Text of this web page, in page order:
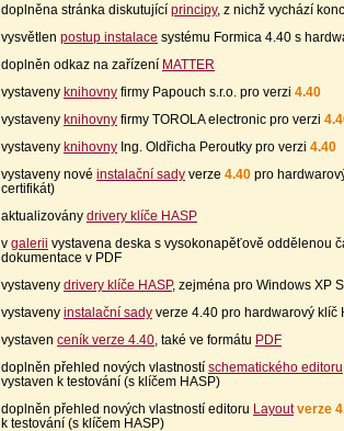
doplněna stránka diskutující principy, z nichž vychází
vysvětlen postup instalace systému Formica 4.40 s
doplněn odkaz na zařízení MATTER
vystaveny knihovny firmy Papouch s.r.o. pro verzi 4.40
vystaveny knihovny firmy TOROLA electronic pro verzi
vystaveny knihovny Ing. Oldřicha Peroutky pro verzi 4.40
vystaveny nové instalační sady verze 4.40 pro
certifikát)
aktualizovány drivery klíče HASP
v galerii vystavena deska s vysokonapěťově oddělenou
dokumentace v PDF
vystaveny drivery klíče HASP, zejména pro Windows XP
vystaveny instalační sady verze 4.40 pro hardwarový klíč
vystaven ceník verze 4.40 , také ve formátu PDF
doplněn přehled nových vlastností schematického editoru
vystaven k testování (s klíčem HASP)
doplněn přehled nových vlastností editoru Layout verze
k testování (s klíčem HASP)